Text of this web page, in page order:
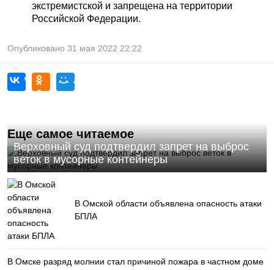
экстремистской и запрещена на территории
Российской Федерации.
Опубликовано 31 мая 2022 22:22
Еще самое читаемое
Верховный суд подтвердил запрет на выброс
веток в мусорные контейнеры
В Омской области объявлена опасность атаки
БПЛА
В Омске разряд молнии стал причиной пожара в частном доме